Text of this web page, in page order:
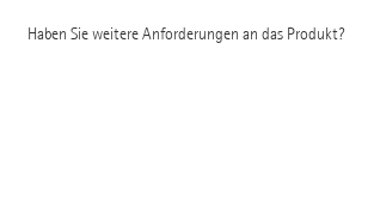
Haben Sie weitere Anforderungen an das Produkt?